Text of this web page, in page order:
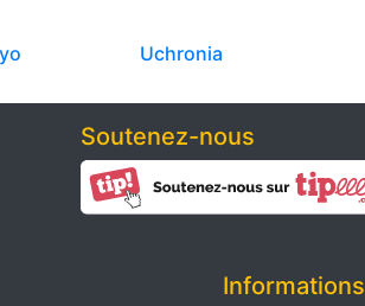
Uchronia
Soutenez-nous
Informations